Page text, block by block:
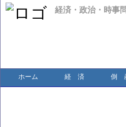
経済・政治・時事
ホーム 経 済 倒